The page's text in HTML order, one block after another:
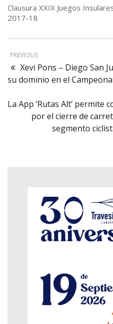
Clausura XXIX Juegos
2017-18
PREVIOUS
Xevi Pons – Diego San
su dominio en el
La App ‘Rutas Alt’ permite
por el cierre de
segmento